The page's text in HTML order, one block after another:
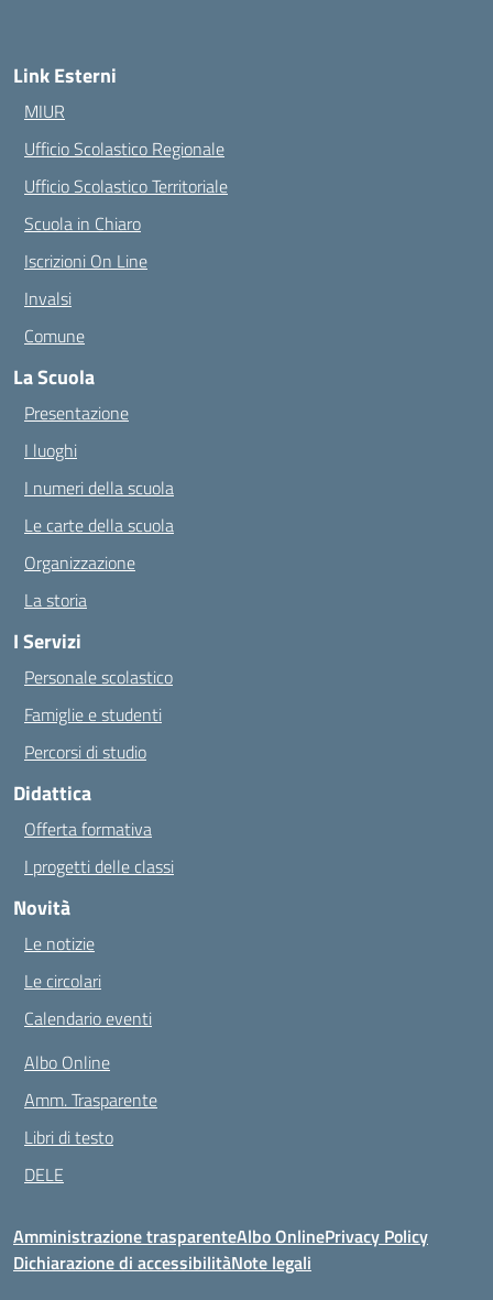
Link Esterni
MIUR
Ufficio Scolastico Regionale
Ufficio Scolastico Territoriale
Scuola in Chiaro
Iscrizioni On Line
Invalsi
Comune
La Scuola
Presentazione
I luoghi
I numeri della scuola
Le carte della scuola
Organizzazione
La storia
I Servizi
Personale scolastico
Famiglie e studenti
Percorsi di studio
Didattica
Offerta formativa
I progetti delle classi
Novità
Le notizie
Le circolari
Calendario eventi
Albo Online
Amm. Trasparente
Libri di testo
DELE
Amministrazione trasparenteAlbo OnlinePrivacy Policy
Dichiarazione di accessibilitàNote legali